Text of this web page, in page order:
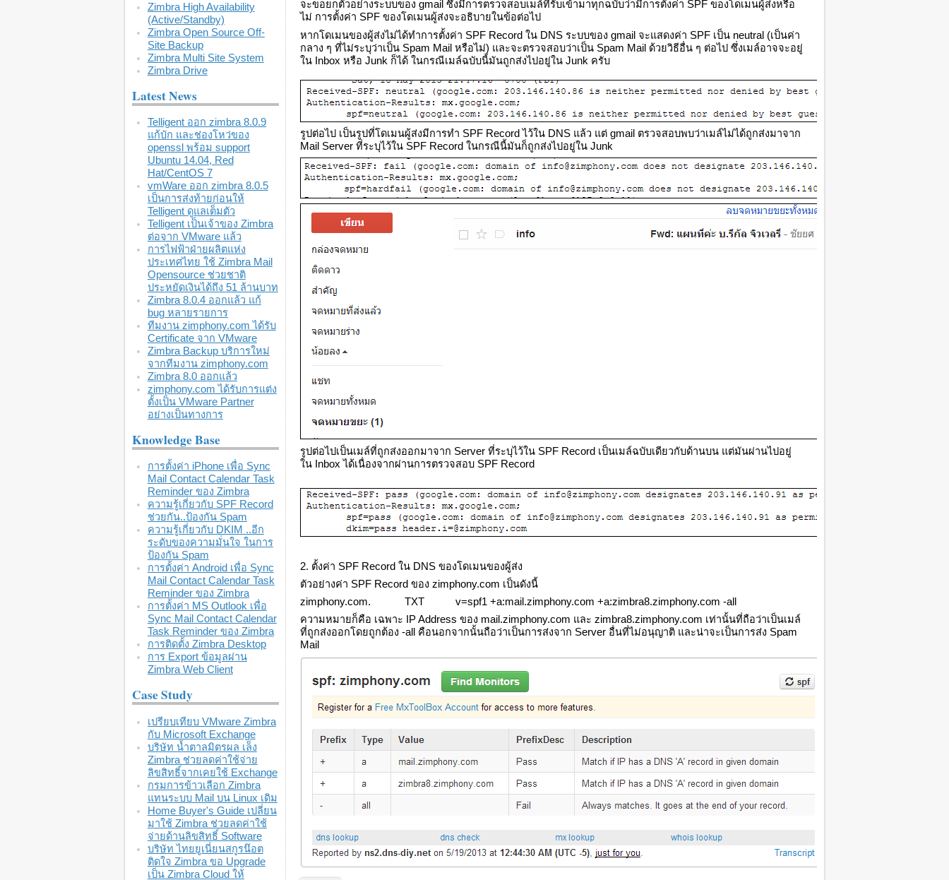
Zimbra High Availability
(Active/Standby)
Zimbra Open Source Off-
Site Backup
Zimbra Multi Site System
Zimbra Drive
Latest News
Telligent ออก zimbra 8.0.9
แก้บัก และช่องโหว่ของ
openssl พร้อม support
Ubuntu 14.04, Red
Hat/CentOS 7
vmWare ออก zimbra 8.0.5
เป็นการส่งท้ายก่อนให้
Telligent ดูแลเต็มตัว
Telligent เป็นเจ้าของ Zimbra
ต่อจาก VMware แล้ว
การไฟฟ้าฝ่ายผลิตแห่ง
ประเทศไทย ใช้ Zimbra Mail
Opensource ช่วยชาติ
ประหยัดเงินได้ถึง 51 ล้านบาท
Zimbra 8.0.4 ออกแล้ว แก้
bug หลายรายการ
ทีมงาน zimphony.com ได้รับ
Certificate จาก VMware
Zimbra Backup บริการใหม่
จากทีมงาน zimphony.com
Zimbra 8.0 ออกแล้ว
zimphony.com ได้รับการแต่ง
ตั้งเป็น VMware Partner
อย่างเป็นทางการ
Knowledge Base
การตั้งค่า iPhone เพื่อ Sync
Mail Contact Calendar Task
Reminder ของ Zimbra
ความรู้เกี่ยวกับ SPF Record
ช่วยกัน..ป้องกัน Spam
ความรู้เกี่ยวกับ DKIM ..อีก
ระดับของความมั่นใจ ในการ
ป้องกัน Spam
การตั้งค่า Android เพื่อ Sync
Mail Contact Calendar Task
Reminder ของ Zimbra
การตั้งค่า MS Outlook เพื่อ
Sync Mail Contact Calendar
Task Reminder ของ Zimbra
การติดตั้ง Zimbra Desktop
การ Export ข้อมูลผ่าน
Zimbra Web Client
Case Study
เปรียบเทียบ VMware Zimbra
กับ Microsoft Exchange
บริษัท น้ำตาลมิตรผล เล็ง
Zimbra ช่วยลดค่าใช้จ่าย
ลิขสิทธิ์จากเคยใช้ Exchange
กรมการข้าวเลือก Zimbra
แทนระบบ Mail บน Linux เดิม
Home Buyer's Guide เปลี่ยน
มาใช้ Zimbra ช่วยลดค่าใช้
จ่ายด้านลิขสิทธิ์ Software
บริษัท ไทยยูเนี่ยนสกูรน๊อต
ติดใจ Zimbra ขอ Upgrade
เป็น Zimbra Cloud ให้
จะขอยกตัวอย่างระบบของ gmail ซึ่งมีการตรวจสอบเมล์ที่รับเข้ามาทุกฉบับว่ามีการตั้งค่า SPF ของโดเมนผู้ส่งหรือ
ไม่ การตั้งค่า SPF ของโดเมนผู้ส่งจะอธิบายในข้อต่อไป
หากโดเมนของผู้ส่งไม่ได้ทำการตั้งค่า SPF Record ใน DNS ระบบของ gmail จะแสดงค่า SPF เป็น neutral (เป็นค่า
กลาง ๆ ที่ไม่ระบุว่าเป็น Spam Mail หรือไม่) และจะตรวจสอบว่าเป็น Spam Mail ด้วยวิธีอื่น ๆ ต่อไป ซึ่งเมล์อาจจะอยู่
ใน Inbox หรือ Junk ก็ได้ ในกรณีเมล์ฉบับนี้มันถูกส่งไปอยู่ใน Junk ครับ
รูปต่อไป เป็นรูปที่โดเมนผู้ส่งมีการทำ SPF Record ไว้ใน DNS แล้ว แต่ gmail ตรวจสอบพบว่าเมล์ไม่ได้ถูกส่งมาจาก
Mail Server ที่ระบุไว้ใน SPF Record ในกรณีนี้มันก็ถูกส่งไปอยู่ใน Junk
รูปต่อไปเป็นเมล์ที่ถูกส่งออกมาจาก Server ที่ระบุไว้ใน SPF Record เป็นเมล์ฉบับเดียวกับด้านบน แต่มันผ่านไปอยู่
ใน Inbox ได้เนื่องจากผ่านการตรวจสอบ SPF Record
2. ตั้งค่า SPF Record ใน DNS ของโดเมนของผู้ส่ง
ตัวอย่างค่า SPF Record ของ zimphony.com เป็นดังนี้
zimphony.com. TXT v=spf1 +a:mail.zimphony.com +a:zimbra8.zimphony.com -all
ความหมายก็คือ เฉพาะ IP Address ของ mail.zimphony.com และ zimbra8.zimphony.com เท่านั้นที่ถือว่าเป็นเมล์
ที่ถูกส่งออกโดยถูกต้อง -all คือนอกจากนั้นถือว่าเป็นการส่งจาก Server อื่นที่ไม่อนุญาติ และน่าจะเป็นการส่ง Spam
Mail